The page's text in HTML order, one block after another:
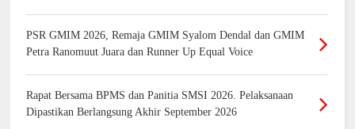
PSR GMIM 2026, Remaja GMIM Syalom Dendal dan GMIM
Petra Ranomuut Juara dan Runner Up Equal Voice
Rapat Bersama BPMS dan Panitia SMSI 2026. Pelaksanaan
Dipastikan Berlangsung Akhir September 2026